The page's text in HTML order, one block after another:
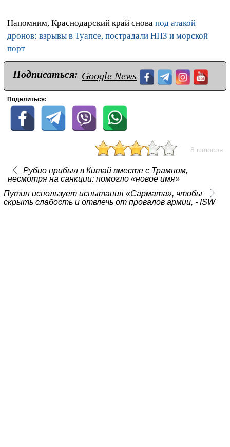
Напомним, Краснодарский край снова под атакой
дронов: взрывы в Туапсе, пострадали НПЗ и морской
порт
Подписаться: Google News
Поделиться:
8 голосов
Рубио прибыл в Китай вместе с Трампом,
несмотря на санкции: помогло «новое имя»
Путин использует испытания «Сармата», чтобы
скрыть слабость и отвлечь от провалов армии, - ISW